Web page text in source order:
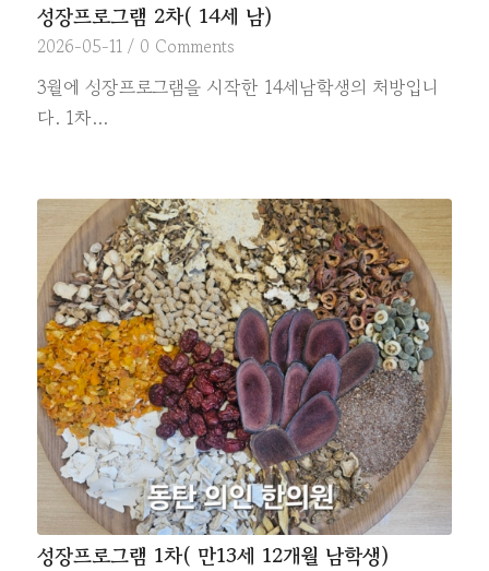
성장프로그램 2차( 14세 남)
2026-05-11 / 0 Comments
3월에 성장프로그램을 시작한 14세남학생의 처방입니
다. 1차…
성장프로그램 1차( 만13세 12개월 남학생)